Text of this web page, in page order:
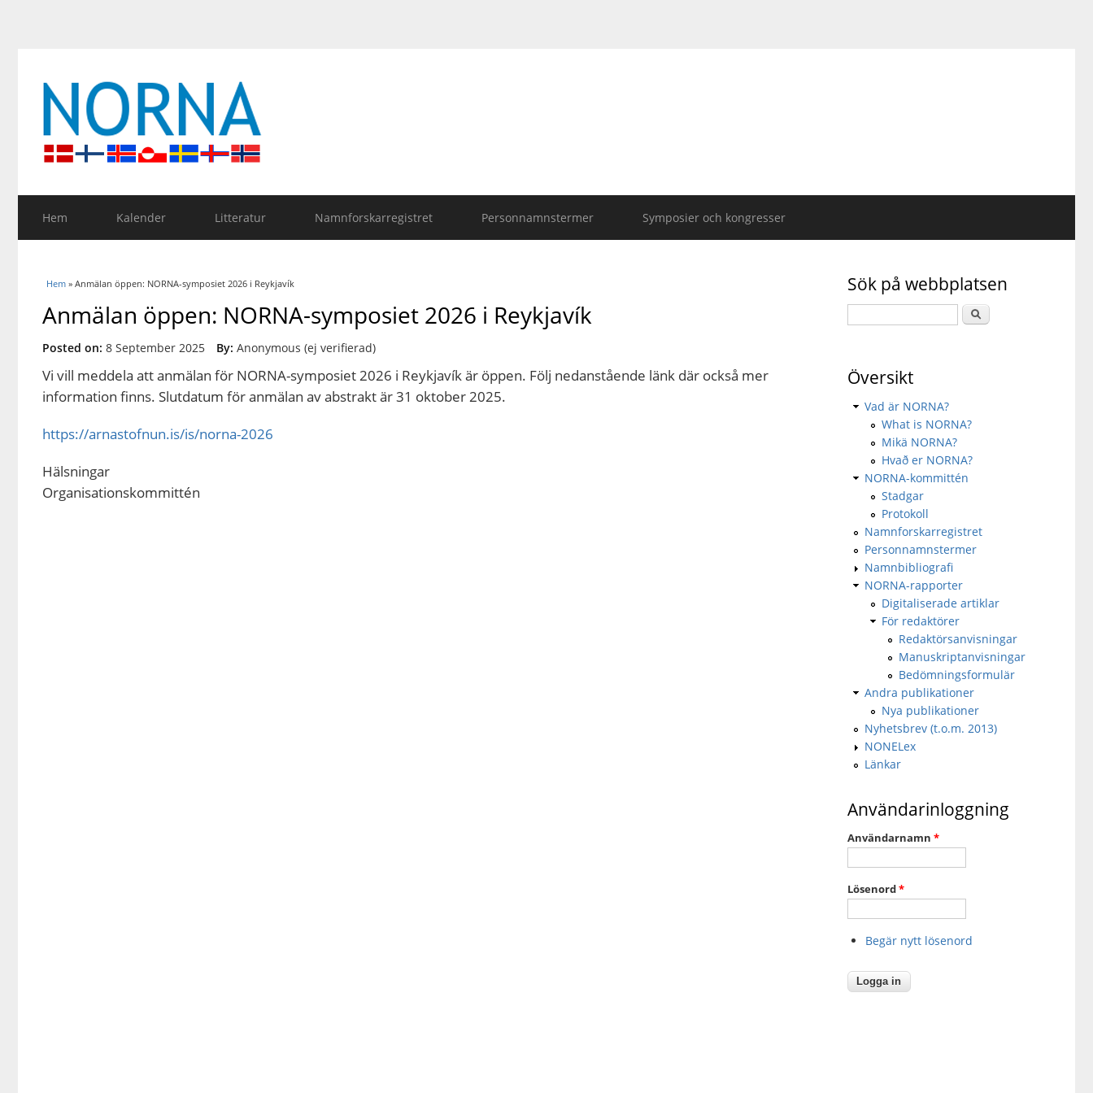
Hem Kalender Litteratur Namnforskarregistret Personnamnstermer Symposier och kongresser
Du är här
Hem » Anmälan öppen: NORNA-symposiet 2026 i Reykjavík
Anmälan öppen: NORNA-symposiet 2026 i Reykjavík
Posted on: 8 September 2025 By: Anonymous (ej verifierad)
Vi vill meddela att anmälan för NORNA-symposiet 2026 i Reykjavík är öppen. Följ nedanstående länk där också mer
information finns. Slutdatum för anmälan av abstrakt är 31 oktober 2025.
https://arnastofnun.is/is/norna-2026
Hälsningar
Organisationskommittén
Sök på webbplatsen
Översikt
Vad är NORNA?
What is NORNA?
Mikä NORNA?
Hvað er NORNA?
NORNA-kommittén
Stadgar
Protokoll
Namnforskarregistret
Personnamnstermer
Namnbibliografi
NORNA-rapporter
Digitaliserade artiklar
För redaktörer
Redaktörsanvisningar
Manuskriptanvisningar
Bedömningsformulär
Andra publikationer
Nya publikationer
Nyhetsbrev (t.o.m. 2013)
NONELex
Länkar
Användarinloggning
Användarnamn *
Lösenord*
Begär nytt lösenord